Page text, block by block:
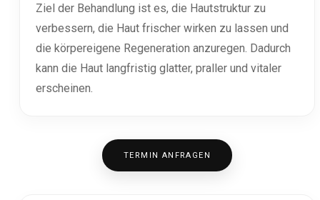
Ziel der Behandlung ist es, die Hautstruktur zu
verbessern, die Haut frischer wirken zu lassen und
die körpereigene Regeneration anzuregen. Dadurch
kann die Haut langfristig glatter, praller und vitaler
erscheinen.
TERMIN ANFRAGEN